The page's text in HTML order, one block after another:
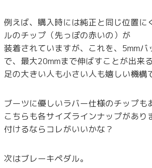
例えば、購入時には純正と同じ位置に
ルのチップ（先っぽの赤いの）が
装着されていますが、これを、5mmバ
で、最大20mmまで伸ばすことが出来る
足の大きい人も小さい人も嬉しい機構
ブーツに優しいラバー仕様のチップも
こちらも各サイズラインナップがあり
付けるならコレがいいかな？
次はブレーキペダル。